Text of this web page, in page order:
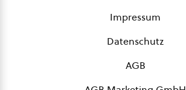
Impressum
Datenschutz
AGB